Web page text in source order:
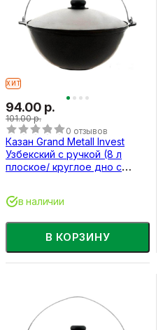
ХИТ
94.00 р.
101.00 р.
0 отзывов
Казан Grand Metall Invest
Узбекский с ручкой (8 л
плоское/ круглое дно с
В КОРЗИНУ
в наличии